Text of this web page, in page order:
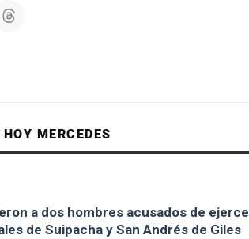
MERCEDES
a dos hombres acusados de
de Suipacha y San Andrés de Giles